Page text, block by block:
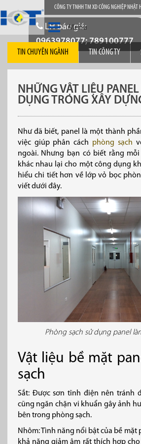
CÔNG TY TNHH TM XD CÔNG NGHIỆP NHẬT
LH báo giá:
0963978077; 789100777
Menu
TIN CHUYÊN NGÀNH TIN CÔNG TY
NHỮNG VẬT LIỆU
DỤNG TRONG XÂY
Như đã biết, panel là một thành
việc giúp phân cách phòng sạch
ngoài. Nhưng bạn có biết rằng
khác nhau lại cho một công dụng
hiểu chi tiết hơn về lớp vỏ bọc
viết dưới đây.
Phòng sạch sử dụng panel
Vật liệu bề mặt
sạch
Sắt: Được sơn tĩnh điện nên tránh
cũng ngăn chặn vi khuẩn gây ảnh
bên trong phòng sạch.
Nhôm: Tình năng nổi bật của bề mặt
khả năng giảm âm rất thích hợp